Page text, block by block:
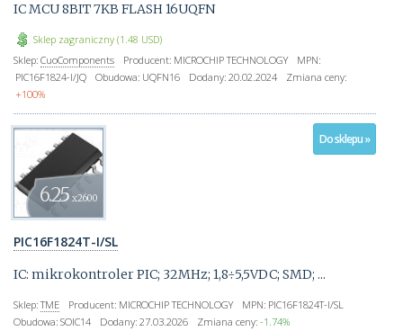
IC MCU 8BIT 7KB FLASH 16UQFN
Sklep zagraniczny (1.48 USD)
Sklep: CuoComponents Producent: MICROCHIP TECHNOLOGY
MPN:
PIC16F1824-I/JQ
Obudowa: UQFN16 Dodany: 20.02.2024
Zmiana ceny:
+100%
6.25 x2600
Do sklepu »
PIC16F1824T-I/SL
IC: mikrokontroler PIC; 32MHz; 1,8÷5,5VDC; SMD; ...
Sklep: TME Producent: MICROCHIP TECHNOLOGY MPN: PIC16F1824T-I/SL
Obudowa: SOIC14 Dodany: 27.03.2026 Zmiana ceny: -1.74%